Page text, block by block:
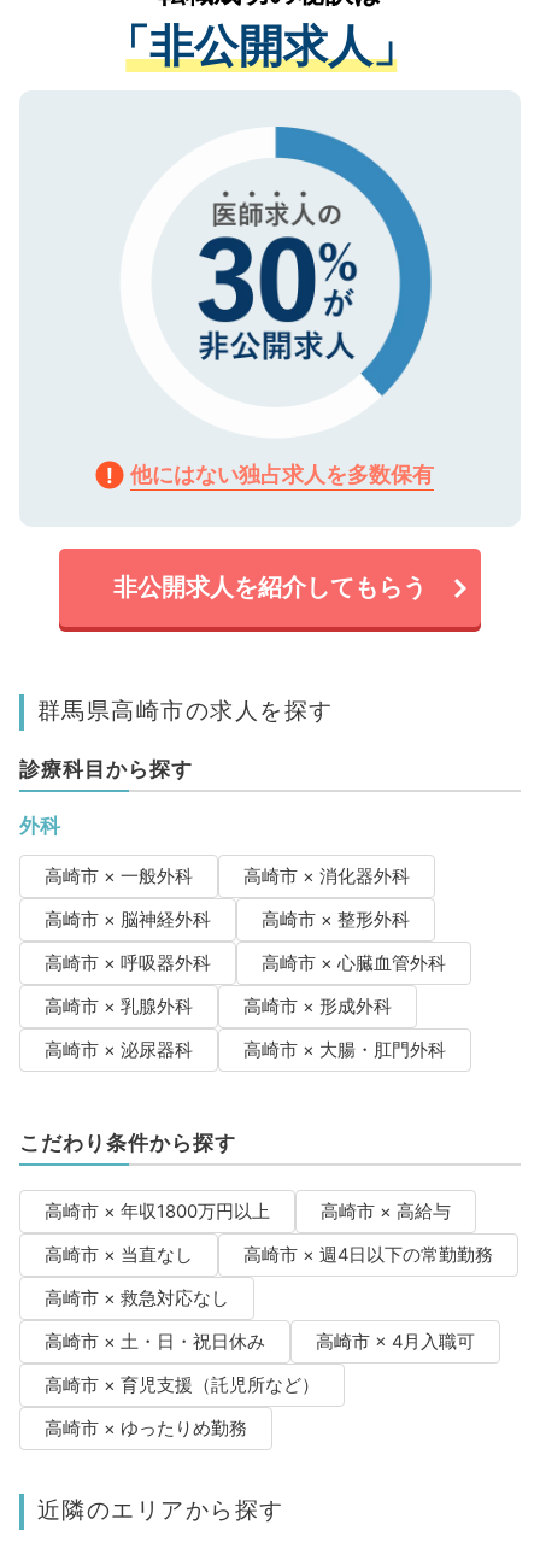
管理基準を満たした事業者のみに付与され
る、プライバシーマークを取得済みです。
で、機密保持に関してもご安心ください。
経験をまじえながら、適切なアドバイスを
させていただきます。すぐにご転職をされ
ない方には、長期的なサポートが可能です
ので、まずはご登録ください。
「非公開求人」
他にはない独占求人を多数保有
非公開求人を紹介してもらう
群馬県高崎市の求人を探す
診療科目から探す
外科
高崎市 × 一般外科
高崎市 × 消化器外科
高崎市 × 脳神経外科
高崎市 × 整形外科
高崎市 × 呼吸器外科
高崎市 × 心臓血管外科
高崎市 × 乳腺外科
高崎市 × 形成外科
高崎市 × 泌尿器科
高崎市 × 大腸・肛門外科
こだわり条件から探す
高崎市 × 年収1800万円以上
高崎市 × 高給与
高崎市 × 当直なし
高崎市 × 週4日以下の常勤勤務
高崎市 × 救急対応なし
高崎市 × 土・日・祝日休み
高崎市 × 4月入職可
高崎市 × 育児支援（託児所など）
高崎市 × ゆったりめ勤務
近隣のエリアから探す